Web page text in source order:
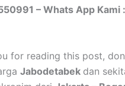
– Whats App Kami
for reading this post,
Jabodetabek dan